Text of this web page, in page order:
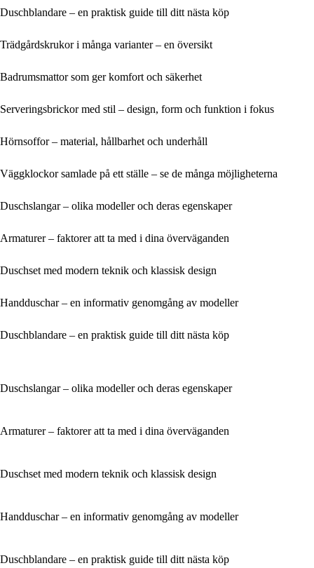
Duschblandare – en praktisk guide till ditt nästa köp
Trädgårdskrukor i många varianter – en översikt
Badrumsmattor som ger komfort och säkerhet
Serveringsbrickor med stil – design, form och funktion i fokus
Hörnsoffor – material, hållbarhet och underhåll
Väggklockor samlade på ett ställe – se de många möjligheterna
Duschslangar – olika modeller och deras egenskaper
Armaturer – faktorer att ta med i dina överväganden
Duschset med modern teknik och klassisk design
Handduschar – en informativ genomgång av modeller
Duschblandare – en praktisk guide till ditt nästa köp
Duschslangar – olika modeller och deras egenskaper
Armaturer – faktorer att ta med i dina överväganden
Duschset med modern teknik och klassisk design
Handduschar – en informativ genomgång av modeller
Duschblandare – en praktisk guide till ditt nästa köp